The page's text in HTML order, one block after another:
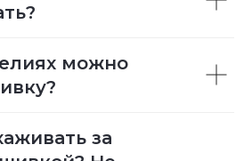
можно
за